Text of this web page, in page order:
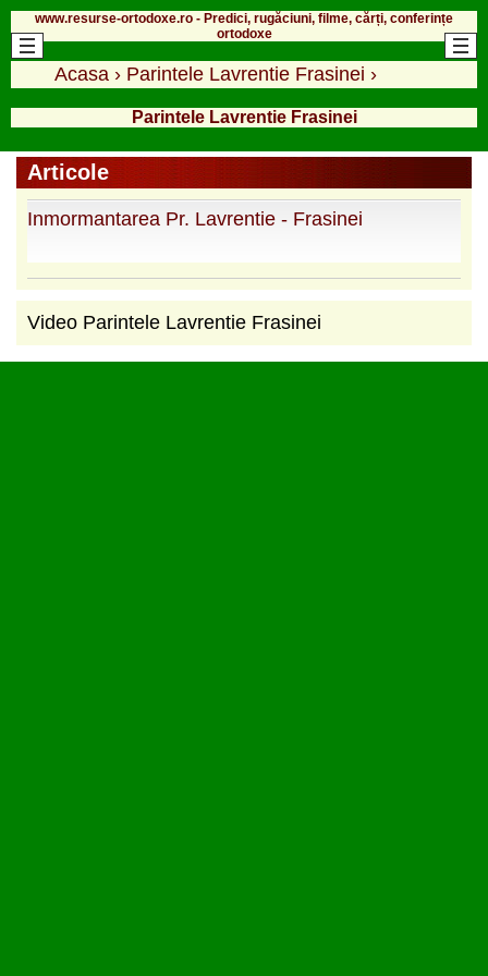
www.resurse-ortodoxe.ro - Predici, rugăciuni, filme, cărți, conferințe
ortodoxe
Acasa › Parintele Lavrentie Frasinei ›
Parintele Lavrentie Frasinei
Articole
Inmormantarea Pr. Lavrentie - Frasinei
Video Parintele Lavrentie Frasinei